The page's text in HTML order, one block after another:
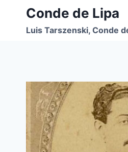
content
Conde de Lipa
Luis Tarszenski, Conde